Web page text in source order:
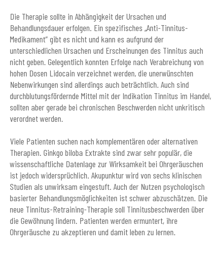
Die Therapie sollte in Abhängigkeit der Ursachen und
Behandlungsdauer erfolgen. Ein spezifisches „Anti-Tinnitus-
Medikament“ gibt es nicht und kann es aufgrund der
unterschiedlichen Ursachen und Erscheinungen des Tinnitus auch
nicht geben. Gelegentlich konnten Erfolge nach Verabreichung von
hohen Dosen Lidocain verzeichnet werden, die unerwünschten
Nebenwirkungen sind allerdings auch beträchtlich. Auch sind
durchblutungsfördernde Mittel mit der Indikation Tinnitus im Handel,
sollten aber gerade bei chronischen Beschwerden nicht unkritisch
verordnet werden.
Viele Patienten suchen nach komplementären oder alternativen
Therapien. Ginkgo biloba Extrakte sind zwar sehr populär, die
wissenschaftliche Datenlage zur Wirksamkeit bei Ohrgeräuschen
ist jedoch widersprüchlich. Akupunktur wird von sechs klinischen
Studien als unwirksam eingestuft. Auch der Nutzen psychologisch
basierter Behandlungsmöglichkeiten ist schwer abzuschätzen. Die
neue Tinnitus-Retraining-Therapie soll Tinnitusbeschwerden über
die Gewöhnung lindern. Patienten werden ermuntert, ihre
Ohrgeräusche zu akzeptieren und damit leben zu lernen.